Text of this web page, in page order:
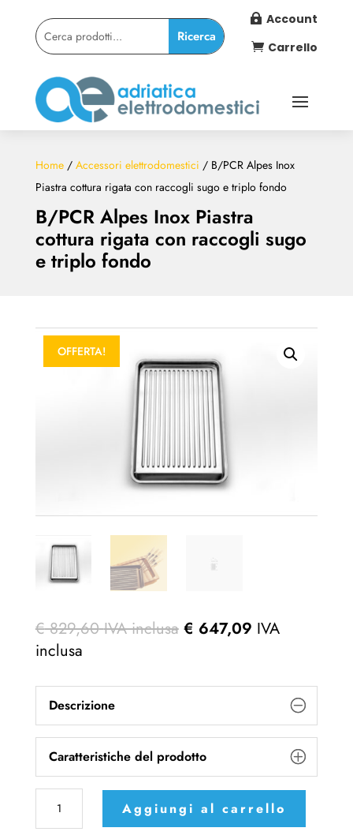
 Account
 Carrello
B/PCR Alpes Inox Piastra
cottura rigata con raccogli sugo
e triplo fondo
Home/ Accessori elettrodomestici / B/PCR Alpes Inox
Piastra cottura rigata con raccogli sugo e triplo fondo
OFFERTA!
€829,60 IVA inclusa € 647,09 IVA
inclusa
Descrizione
Caratteristiche del prodotto
Aggiungi al carrello